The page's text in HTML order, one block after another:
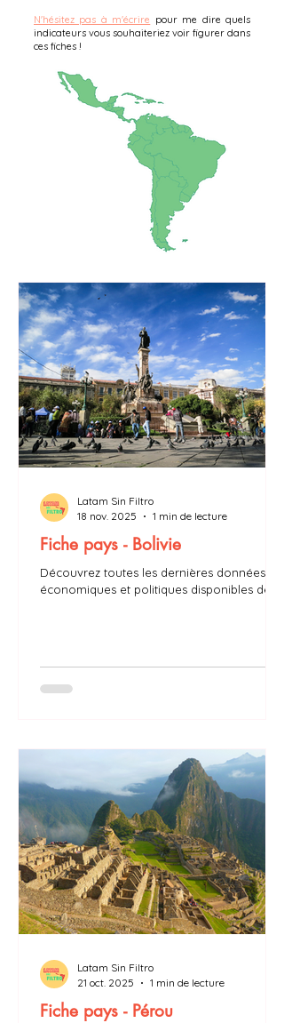
N'hésitez pas à m'écrire pour me dire quels
indicateurs vous souhaiteriez voir figurer dans
ces fiches !
Fiche pays - Bolivie
Découvrez toutes les dernières données
économiques et politiques disponibles de la
Latam Sin Filtro
18 nov. 2025
1 min de lecture
Fiche pays - Pérou
Latam Sin Filtro
21 oct. 2025
1 min de lecture